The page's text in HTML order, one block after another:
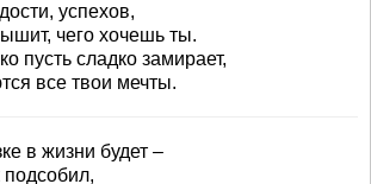
успехов,
чего хочешь ты.
пусть сладко замирает,
все твои мечты.
в жизни будет –
подсобил,